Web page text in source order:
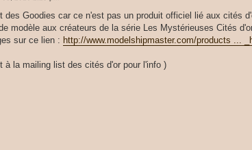
des Goodies car ce n'est pas un produit officiel lié aux cités
modèle aux créateurs de la série Les Mystérieuses Cités
sur ce lien : http://www.modelshipmaster.com/products ...
à la mailing list des cités d'or pour l'info )